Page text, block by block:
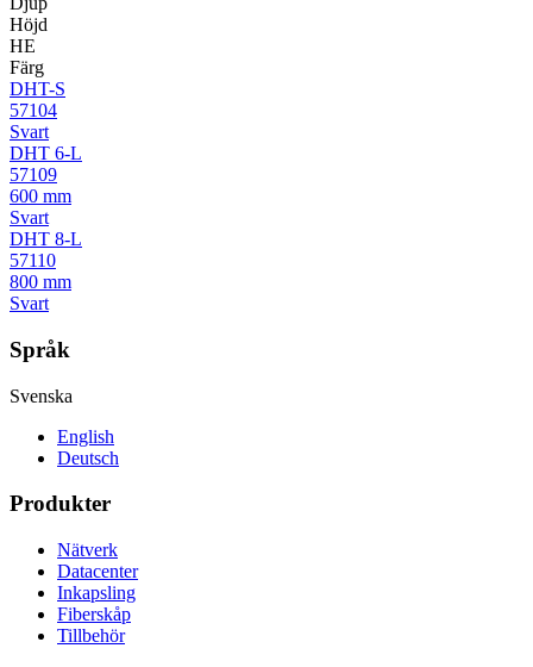
Höjd
HE
Färg
DHT-S
57104
Svart
DHT 6-L
57109
600 mm
Svart
DHT 8-L
57110
800 mm
Svart
Språk
Svenska
English
Deutsch
Produkter
Nätverk
Datacenter
Inkapsling
Fiberskåp
Tillbehör